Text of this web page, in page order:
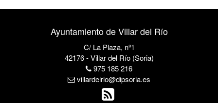
Ayuntamiento de Villar del Río
C/ La Plaza, nº1
42176 - Villar del Río (Soria)
975 185 216
villardelrio@dipsoria.es